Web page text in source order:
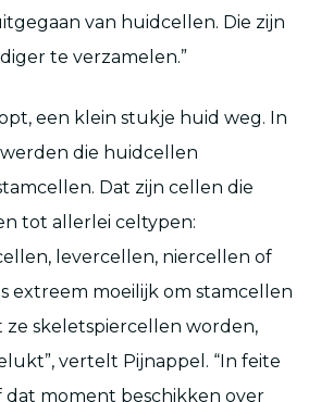
van huidcellen. Die zijn
te verzamelen.”
een klein stukje huid weg. In
die huidcellen
Dat zijn cellen die
tot allerlei celtypen:
levercellen, niercellen of
extreem moeilijk om stamcellen
ze skeletspiercellen worden,
vertelt Pijnappel. “In feite
dat moment beschikken over